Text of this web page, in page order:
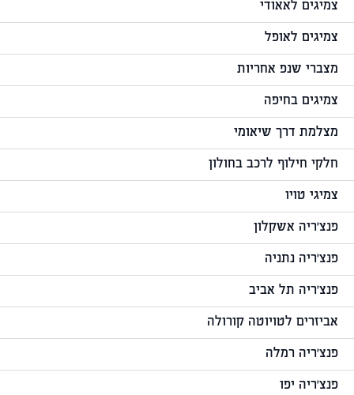
צמיגים לאאודי
צמיגים לאופל
מצברי שנפ אחריות
צמיגים בחיפה
מצלמת דרך שיאומי
חלקי חילוף לרכב בחולון
צמיגי טויו
פנצ'ריה אשקלון
פנצ'ריה נתניה
פנצ'ריה תל אביב
אביזרים לטויוטה קורולה
פנצ'ריה רמלה
פנצ'ריה יפו